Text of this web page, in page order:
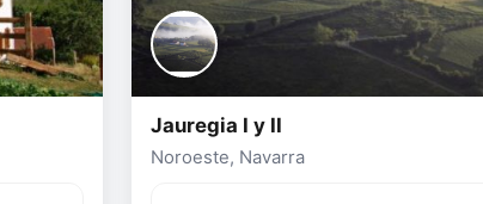
Jauregia I y II
Noroeste, Navarra